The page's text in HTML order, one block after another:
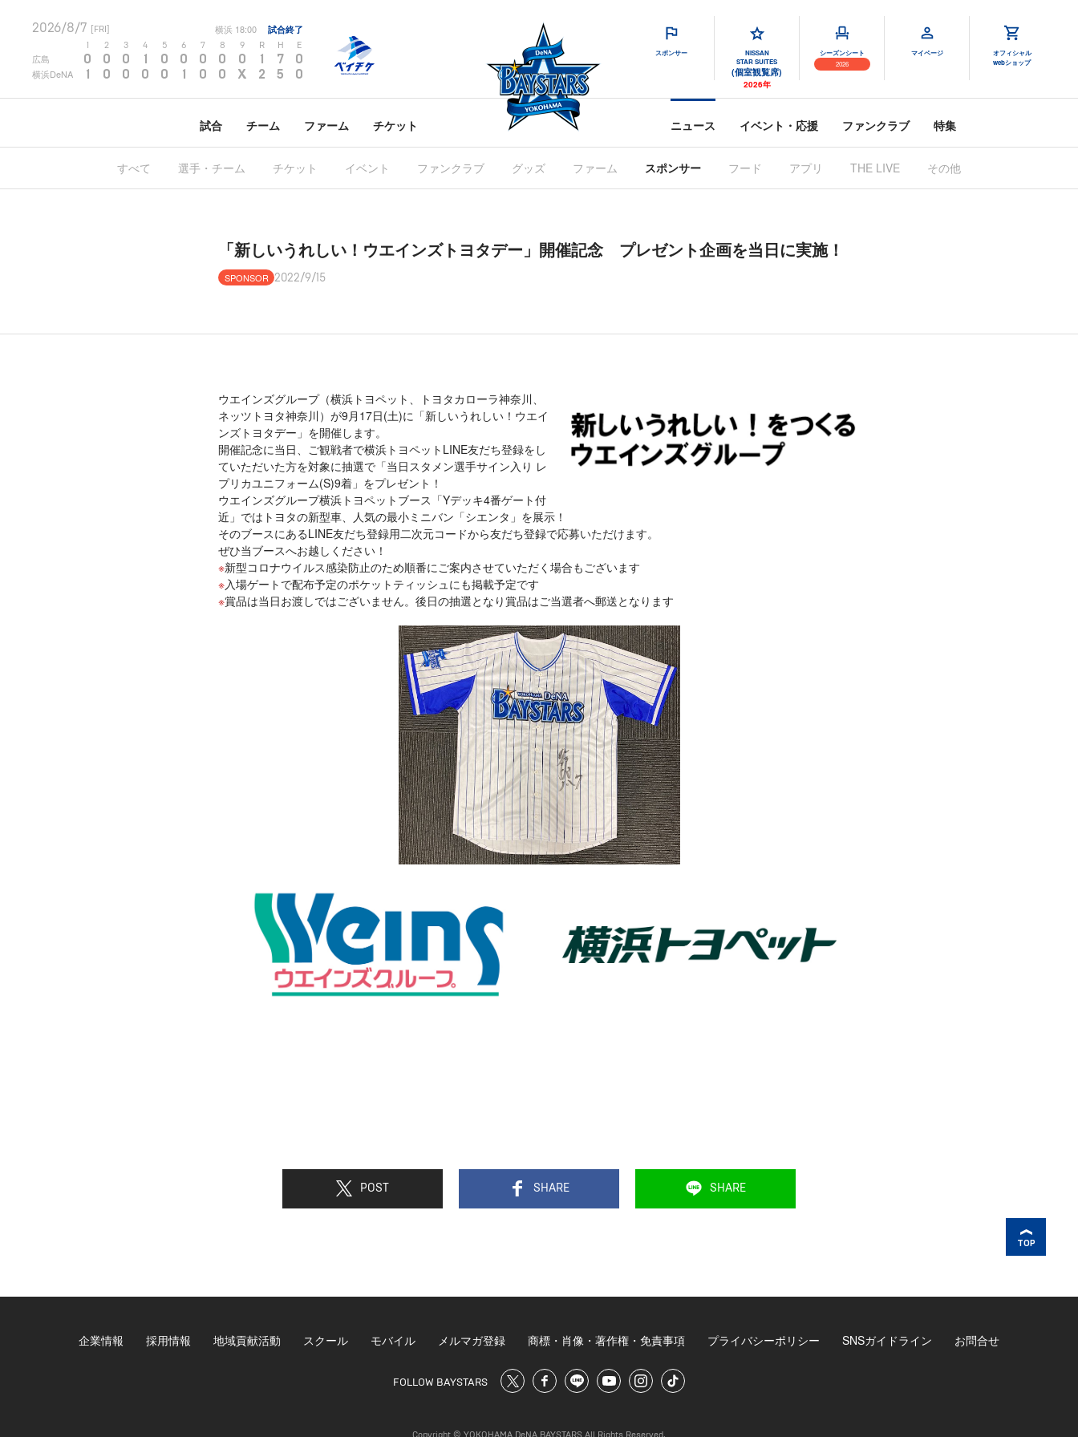
2026/8/7 [FRI] 横浜 18:00 試合終了
2 3 4 5 6 7 8 9 R H E
広島 0 0 0 1 0 0 0 0 0 1 7 0
横浜DeNA 1 0 0 0 0 1 0 0 X 2 5 0
スポンサー
NISSAN
STAR SUITES
(個室観覧席)
2026年
シーズンシート
2026
マイページ
オフィシャル
webショップ
試合 チーム ファーム チケット ニュース イベント・応援 ファンクラブ 特集
すべて 選手・チーム チケット イベント ファンクラブ グッズ ファーム スポンサー フード アプリ THE LIVE その他
「新しいうれしい！ウエインズトヨタデー」開催記念 プレゼント企画を当日に実施！
SPONSOR 2022/9/15
ウエインズグループ（横浜トヨペット、トヨタカローラ神奈川、
ネッツトヨタ神奈川）が9月17日(土)に「新しいうれしい！ウエイ
ンズトヨタデー」を開催します。
開催記念に当日、ご観戦者で横浜トヨペットLINE友だち登録をし
ていただいた方を対象に抽選で「当日スタメン選手サイン入り レ
プリカユニフォーム(S)9着」をプレゼント！
ウエインズグループ横浜トヨペットブース「Yデッキ4番ゲート付
近」ではトヨタの新型車、人気の最小ミニバン「シエンタ」を展示！
そのブースにあるLINE友だち登録用二次元コードから友だち登録で応募いただけます。
ぜひ当ブースへお越しください！
新型コロナウイルス感染防止のため順番にご案内させていただく場合もございます
入場ゲートで配布予定のポケットティッシュにも掲載予定です
賞品は当日お渡しではございません。後日の抽選となり賞品はご当選者へ郵送となります
POST SHARE SHARE
TOP
企業情報 採用情報 地域貢献活動 スクール モバイル メルマガ登録 商標・肖像・著作権・免責事項 プライバシーポリシー SNSガイドライン お問合せ
FOLLOW BAYSTARS
Copyright © YOKOHAMA DeNA BAYSTARS All Rights Reserved.